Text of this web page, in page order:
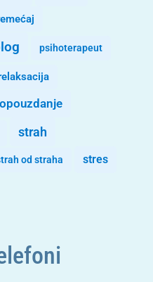
psihoterapeut
strah
od straha stres